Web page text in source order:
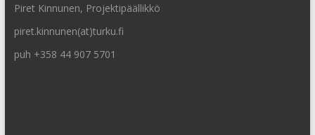
Piret Kinnunen, Projektipäällikkö
piret.kinnunen(at)turku.fi
puh +358 44 907 5701